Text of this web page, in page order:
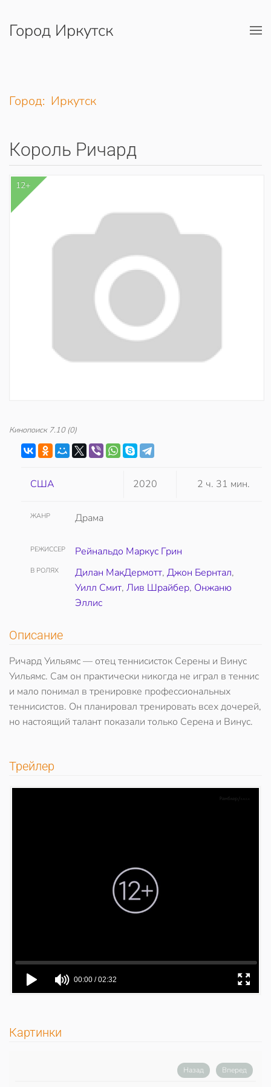
Перейти к содержимому
Город Иркутск
Город: Иркутск
Король Ричард
12+
Кинопоиск 7.10(0)
США 2020 2 ч. 31 мин.
ЖАНР Драма
РЕЖИССЕР Рейнальдо Маркус Грин
В РОЛЯХ Дилан МакДермотт, Джон Бернтал,
Уилл Смит, Лив Шрайбер, Онжаню
Эллис
Описание
Ричард Уильямс — отец теннисисток Серены и Винус
Уильямс. Сам он практически никогда не играл в теннис
и мало понимал в тренировке профессиональных
теннисистов. Он планировал тренировать всех дочерей,
но настоящий талант показали только Серена и Винус.
Трейлер
Картинки
Назад Вперед